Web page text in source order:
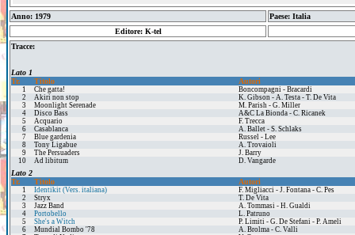
Anno: 1979
Paese: Italia
Editore: K-tel
Tracce:
Lato 1
Tr.
Titolo Autori
1 Che gatta!
Boncompagni - Bracardi
2
Akiri non stop
K. Gibson - A. Testa - T. De Vita
3
Moonlight Serenade
M. Parish - G. Miller
4
Disco Bass
A&C La Bionda - C. Ricanek
5
Acquario
F. Trecca
6
Casablanca
A. Ballet - S. Schlaks
7
Blue gardenia
Russel - Lee
8
Tony Ligabue
A. Trovaioli
9
The Persuaders
J. Barry
10
Ad libitum D. Vangarde
Lato 2
Tr.
Titolo Autori
1 Identikit (Vers. italiana)
F. Migliacci - J. Fontana - C. Pes
2
Stryx
T. De Vita
3
Jazz Band
A. Tommasi - H. Gualdi
4
Portobello
L. Patruno
5
She's a Witch
P. Limiti - G. De Stefani - P. Ameli
6
Mundial Bombo '78
A. Brolma - C. Valli